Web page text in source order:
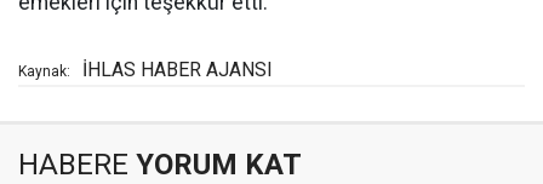
Kaynak: İHLAS HABER AJANSI
HABERE YORUM KAT